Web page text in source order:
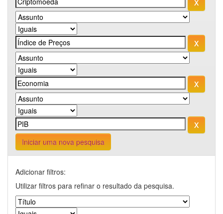
Iniciar uma nova pesquisa
Adicionar filtros:
Utilizar filtros para refinar o resultado da pesquisa.